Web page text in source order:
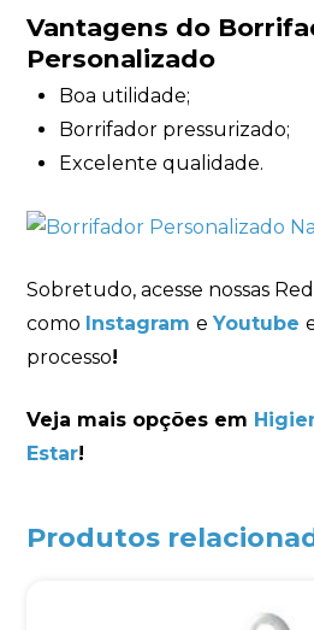
Vantagens do
Personalizado
Boa utilidade;
Borrifador pressurizado;
Excelente qualidade.
Sobretudo, acesse nossas
como Instagram eYoutube
processo!
Veja mais opções em
Estar!
Produtos